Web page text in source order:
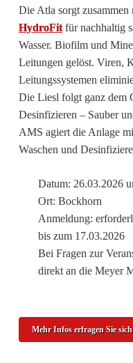
Die Atla sorgt zusammen
HydroFitfür nachhaltig
Wasser. Biofilm und
Leitungen gelöst. Viren,
Leitungssystemen
Die Liesl folgt ganz dem
Desinfizieren – Sauber
AMS agiert die Anlage
Waschen und
Datum: 26.03.2026
Ort: Bockhorn
Anmeldung:
bis zum 17.03.2026
Bei Fragen zur
direkt an die Meyer
Mehr Infos erfragen Sie